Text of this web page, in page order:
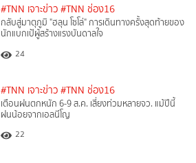
#TNN เจาะข่าว #TNN ช่อง16
กลับสู่มาตุภูมิ "ฮลุน โซโล่" การเดินทางครั้งสุดท้ายของ
นักแบกเป้ผู้สร้างแรงบันดาลใจ
24
#TNN เจาะข่าว #TNN ช่อง16
เตือนฝนตกหนัก 6-9 ส.ค. เสี่ยงท่วมหลายจว. แม้ปีนี้
ฝนน้อยจากเอลนีโญ
22